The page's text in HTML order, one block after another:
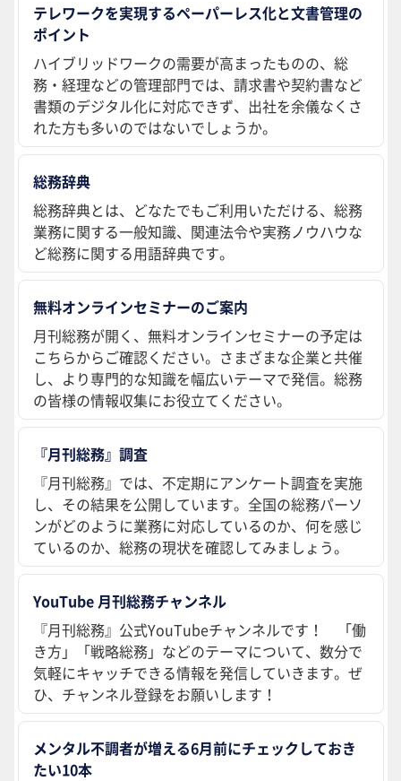
テレワークを実現するペーパーレス化と文書管理の
ポイント
ハイブリッドワークの需要が高まったものの、総
務・経理などの管理部門では、請求書や契約書など
書類のデジタル化に対応できず、出社を余儀なくさ
れた方も多いのではないでしょうか。
総務辞典
総務辞典とは、どなたでもご利用いただける、総務
業務に関する一般知識、関連法令や実務ノウハウな
ど総務に関する用語辞典です。
無料オンラインセミナーのご案内
月刊総務が開く、無料オンラインセミナーの予定は
こちらからご確認ください。さまざまな企業と共催
し、より専門的な知識を幅広いテーマで発信。総務
の皆様の情報収集にお役立てください。
『月刊総務』調査
『月刊総務』では、不定期にアンケート調査を実施
し、その結果を公開しています。全国の総務パーソ
ンがどのように業務に対応しているのか、何を感じ
ているのか、総務の現状を確認してみましょう。
YouTube 月刊総務チャンネル
『月刊総務』公式YouTubeチャンネルです！ 「働
き方」「戦略総務」などのテーマについて、数分で
気軽にキャッチできる情報を発信していきます。ぜ
ひ、チャンネル登録をお願いします！
メンタル不調者が増える6月前にチェックしておき
たい10本